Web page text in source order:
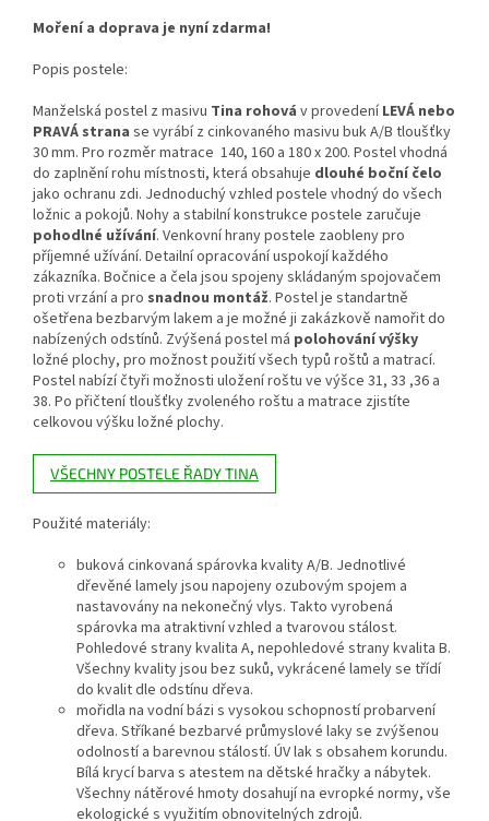
Moření a doprava je nyní zdarma!
Popis postele:
Manželská postel z masivu Tina rohová v provedeníLEVÁ nebo
PRAVÁ strana se vyrábí z cinkovaného masivu buk A/B tloušťky
30 mm. Pro rozměr matrace 140, 160 a 180 x 200. Postel vhodná
do zaplnění rohu místnosti, která obsahuje dlouhé boční čelo
jako ochranu zdi. Jednoduchý vzhled postele vhodný do všech
ložnic a pokojů. Nohy a stabilní konstrukce postele zaručuje
pohodlné užívání. Venkovní hrany postele zaobleny pro
příjemné užívání. Detailní opracování uspokojí každého
zákazníka. Bočnice a čela jsou spojeny skládaným spojovačem
proti vrzání a pro snadnou montáž. Postel je standartně
ošetřena bezbarvým lakem a je možné ji zakázkově namořit do
nabízených odstínů. Zvýšená postel má polohování výšky
ložné plochy, pro možnost použití všech typů roštů a matrací.
Postel nabízí čtyři možnosti uložení roštu ve výšce 31, 33 ,36 a
38. Po přičtení tloušťky zvoleného roštu a matrace zjistíte
celkovou výšku ložné plochy.
VŠECHNY POSTELE ŘADY TINA
Použité materiály:
buková cinkovaná spárovka kvality A/B. Jednotlivé
dřevěné lamely jsou napojeny ozubovým spojem a
nastavovány na nekonečný vlys. Takto vyrobená
spárovka ma atraktivní vzhled a tvarovou stálost.
Pohledové strany kvalita A, nepohledové strany kvalita B.
Všechny kvality jsou bez suků, vykrácené lamely se třídí
do kvalit dle odstínu dřeva.
mořidla na vodní bázi s vysokou schopností probarvení
dřeva. Stříkané bezbarvé průmyslové laky se zvýšenou
odolností a barevnou stálostí. ÚV lak s obsahem korundu.
Bílá krycí barva s atestem na dětské hračky a nábytek.
Všechny nátěrové hmoty dosahují na evropké normy, vše
ekologické s využitím obnovitelných zdrojů.